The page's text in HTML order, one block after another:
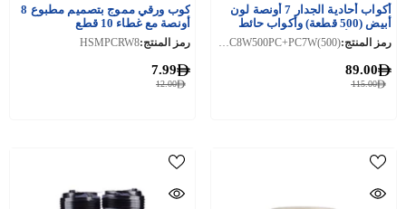
أكواب أحادية الجدار 7 أونصة لون
أبيض (500 قطعة) وأكواب حائط
مفردة 8 أونصة بيضاء (500 قطعة)
مجموعة الذكرى السنوية الـ 28
رمز المنتج: PHDC8W500PC+PC7W(500)
115.00
89.00
كوب ورقي مموج بتصميم مطبوع 8
أونصة مع غطاء 10 قطع
رمز المنتج:HSMPCRW8
12.00
7.99